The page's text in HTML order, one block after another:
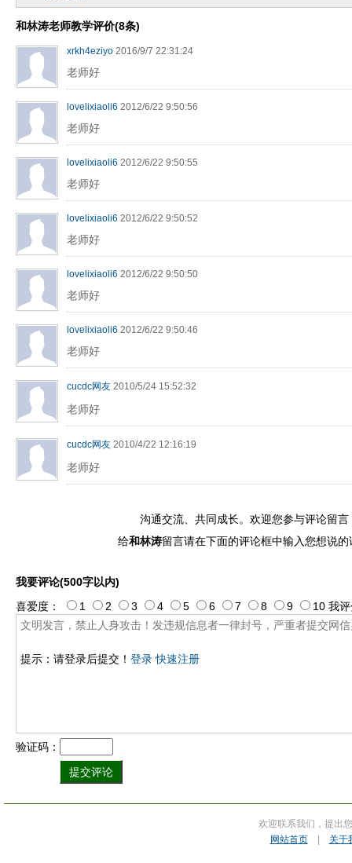
和林涛老师教学评价(8条)
xrkh4eziyo 2016/9/7 22:31:24
老师好
lovelixiaoli6 2012/6/22 9:50:56
老师好
lovelixiaoli6 2012/6/22 9:50:55
老师好
lovelixiaoli6 2012/6/22 9:50:52
老师好
lovelixiaoli6 2012/6/22 9:50:50
老师好
lovelixiaoli6 2012/6/22 9:50:46
老师好
cucdc网友 2010/5/24 15:52:32
老师好
cucdc网友 2010/4/22 12:16:19
老师好
沟通交流、共同成长。欢迎您参与评论留言
给和林涛留言请在下面的评论框中输入您想说的
我要评论(500字以内)
提示：请登录后提交！ 登录 快速注册
喜爱度： 1 2 3 4 5 6 7 8 9 10 我评
验证码：
欢迎联系我们，提出
网站首页| 关于